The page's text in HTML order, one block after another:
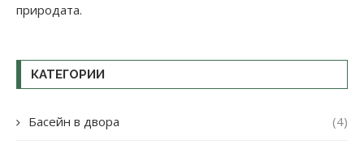
природата.
КАТЕГОРИИ
Басейн в двора (4)